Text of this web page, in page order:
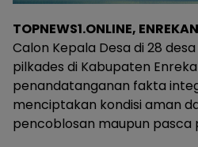
TOPNEWS1.ONLINE,
Calon Kepala Desa di 28
pilkades di Kabupaten
penandatanganan fakta
menciptakan kondisi aman
pencoblosan maupun pasca